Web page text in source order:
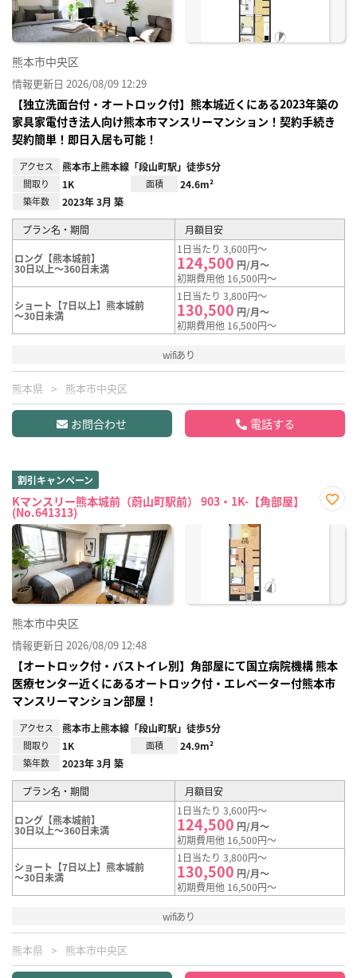
熊本市中央区
情報更新日 2026/08/09 12:29
【独立洗面台付・オートロック付】熊本城近くにある2023年築の
家具家電付き法人向け熊本市マンスリーマンション！契約手続き
契約簡単！即日入居も可能！
アクセス 熊本市上熊本線「段山町駅」徒歩5分
間取り 1K 面積 24.6m²
築年数 2023年 3月 築
プラン名・期間 月額目安
ロング【熊本城前】
30日以上～360日未満
1日当たり 3,600円～
124,500 円/月～
初期費用他 16,500円～
ショート【7日以上】熊本城前
～30日未満
1日当たり 3,800円～
130,500 円/月～
初期費用他 16,500円～
wifiあり
熊本県 熊本市中央区
お問合わせ 電話する
割引キャンペーン
Kマンスリー熊本城前（蔚山町駅前） 903・1K-【角部屋】
(No.641313)
に入
熊本市中央区
情報更新日 2026/08/09 12:48
【オートロック付・バストイレ別】角部屋にて国立病院機構 熊本
医療センター近くにあるオートロック付・エレベーター付熊本市
マンスリーマンション部屋！
アクセス 熊本市上熊本線「段山町駅」徒歩5分
間取り 1K 面積 24.9m²
築年数 2023年 3月 築
プラン名・期間 月額目安
ロング【熊本城前】
30日以上～360日未満
1日当たり 3,600円～
124,500 円/月～
初期費用他 16,500円～
ショート【7日以上】熊本城前
～30日未満
1日当たり 3,800円～
130,500 円/月～
初期費用他 16,500円～
wifiあり
熊本県 熊本市中央区